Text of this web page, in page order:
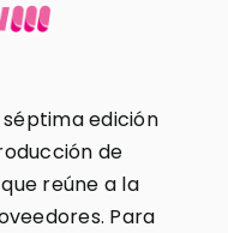
edición
de
reúne a la
Para